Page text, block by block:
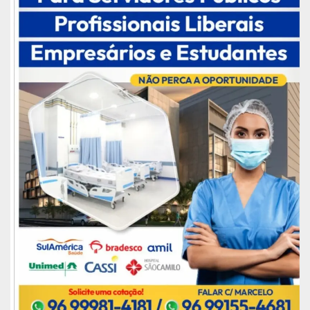
Publicidade (x)